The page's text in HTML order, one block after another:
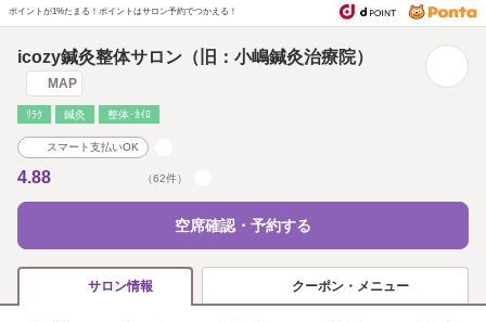
ポイントが1%たまる！ ポイントはサロン予約でつかえる！
icozy鍼灸整体サロン（旧：小嶋鍼灸治療院）
MAP
ﾘﾗｸ 鍼灸 整体･ｶｲﾛ
スマート支払いOK
4.88 （62件）
空席確認・予約する
サロン情報 クーポン・メニュー